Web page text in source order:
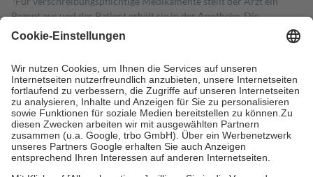
Rezept aus und der Patient erhält sie in der Apotheke. Die
gesetzliche Krankenversicherung übernimmt in der Regel die
Kosten dafür, der Versicherte trägt einen Teil davon als Zuzahlung
Grundsätzlich leisten Mitglieder Zuzahlungen in Höhe von zehn
Prozent des Abgabepreises,mindestens jedochfünf Euround
höchstens zehn Euro.Es sind jedoch nie mehr als die tatsächlichen
Kosten der Leistung zu entrichten.
Diese Regeln gelten grundsätzlich auch für Online-Apotheken.
Bei Heilmitteln und häuslicher Krankenpflege beträgt die
Zuzahlung zehn Prozent der Kosten sowie zehn Euro je